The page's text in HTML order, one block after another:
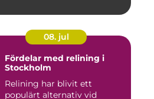
08. jul
Fördelar med relining i
Stockholm
Relining har blivit ett
populärt alternativ vid